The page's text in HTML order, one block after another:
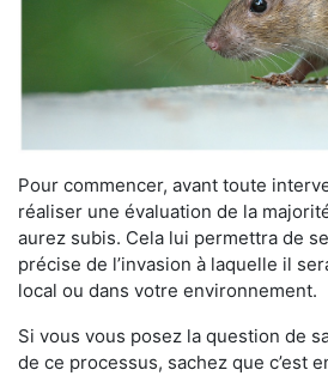
Pour commencer, avant toute
réaliser une évaluation de la
aurez subis. Cela lui permettra de
précise de l’invasion à laquelle il
local ou dans votre environnement.
Si vous vous posez la question de
de ce processus, sachez que c’est